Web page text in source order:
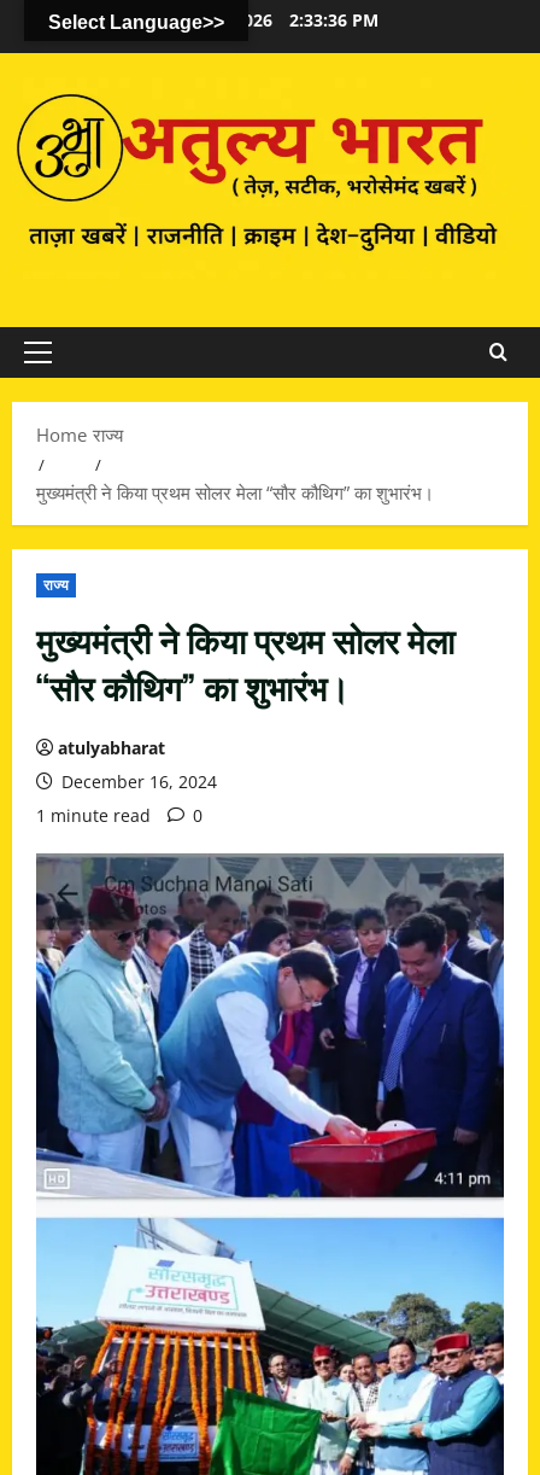
August 8, 2026 2:33:37 PM
Primary
Home राज्य
मुख्यमंत्री ने किया प्रथम सोलर मेला “सौर कौथिग” का शुभारंभ।
राज्य
मुख्यमंत्री ने किया प्रथम सोलर मेला
“सौर कौथिग” का शुभारंभ।
atulyabharat
December 16, 2024
1 minute read
0
Select Language>>